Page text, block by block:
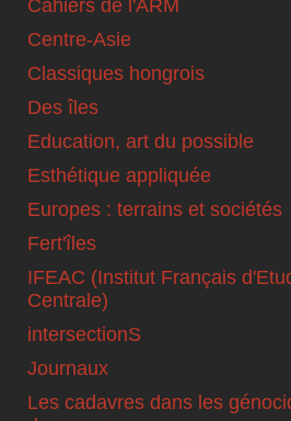
Cahiers de l'ARM
Centre-Asie
Classiques hongrois
Des îles
Education, art du possible
Esthétique appliquée
Europes : terrains et sociétés
Fert'îles
IFEAC (Institut Français
Centrale)
intersectionS
Journaux
Les cadavres dans les